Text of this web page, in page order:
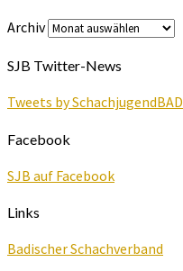
Archiv
SJB Twitter-News
Tweets by SchachjugendBAD
Facebook
SJB auf Facebook
Links
Badischer Schachverband